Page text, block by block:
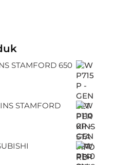
STAMFORD 650
STAMFORD